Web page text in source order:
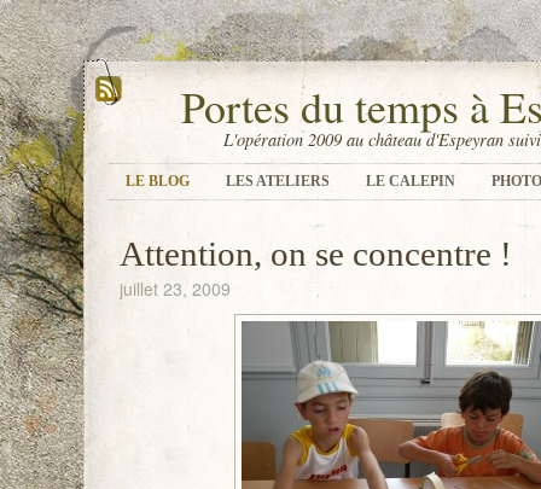
Portes du temps à
L'opération 2009 au château d'Espeyran
LE BLOG LES ATELIERS LE CALEPIN
Attention, on se concentre !
juillet 23, 2009